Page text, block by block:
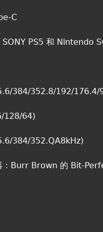
C
SONY PS5 和 Nintendo
384/352.8/192/176.4/
128/64)
384/352.QA8kHz)
：Burr Brown 的 Bit-